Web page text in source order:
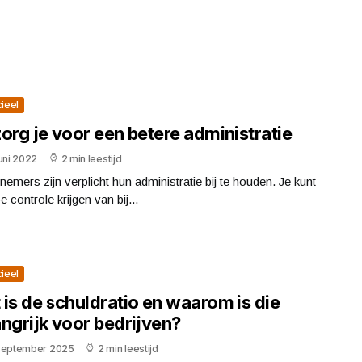
je voor een betere administratie
2022 2 min leestijd
zijn verplicht hun administratie bij te houden. Je kunt
controle krijgen van bij...
is de schuldratio en waarom is die
voor bedrijven?
2025 2 min leestijd